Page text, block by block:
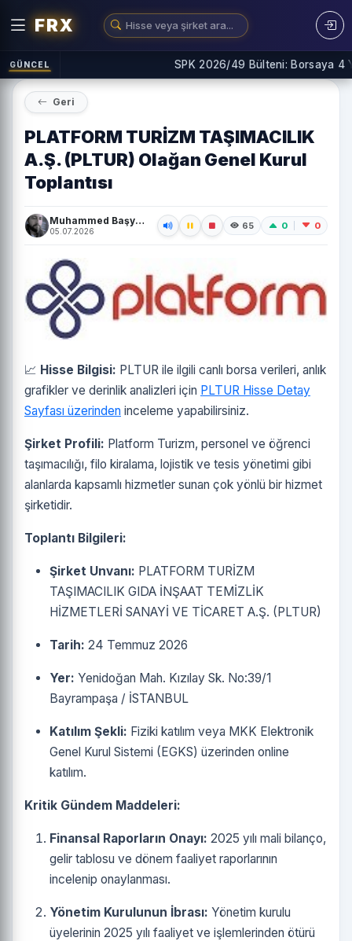
FRX
GÜNCEL SPK 2026/49 Bülteni: Borsaya 4
Geri
PLATFORM TURİZM TAŞIMACILIK
A.Ş. (PLTUR) Olağan Genel Kurul
Toplantısı
Muhammed Başyiğit
05.07.2026 65 0 0
📈 Hisse Bilgisi: PLTUR ile ilgili canlı borsa verileri, anlık
grafikler ve derinlik analizleri için PLTUR Hisse Detay
Sayfası üzerinden inceleme yapabilirsiniz.
Şirket Profili: Platform Turizm, personel ve öğrenci
taşımacılığı, filo kiralama, lojistik ve tesis yönetimi gibi
alanlarda kapsamlı hizmetler sunan çok yönlü bir hizmet
şirketidir.
Toplantı Bilgileri:
Şirket Unvanı: PLATFORM TURİZM
TAŞIMACILIK GIDA İNŞAAT TEMİZLİK
HİZMETLERİ SANAYİ VE TİCARET A.Ş. (PLTUR)
Tarih: 24 Temmuz 2026
Yer: Yenidoğan Mah. Kızılay Sk. No:39/1
Bayrampaşa / İSTANBUL
Katılım Şekli: Fiziki katılım veya MKK Elektronik
Genel Kurul Sistemi (EGKS) üzerinden online
katılım.
Kritik Gündem Maddeleri:
Finansal Raporların Onayı: 2025 yılı mali bilanço,
gelir tablosu ve dönem faaliyet raporlarının
incelenip onaylanması.
Yönetim Kurulunun İbrası: Yönetim kurulu
üyelerinin 2025 yılı faaliyet ve işlemlerinden ötürü